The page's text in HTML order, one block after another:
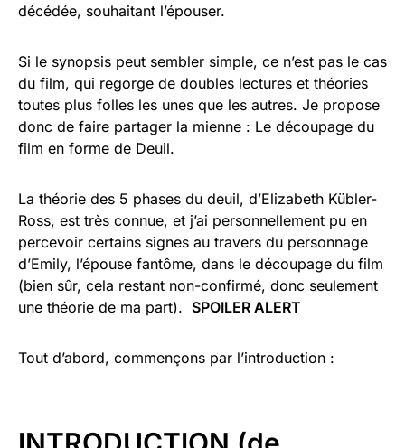
décédée, souhaitant l’épouser.
Si le synopsis peut sembler simple, ce n’est pas le cas
du film, qui regorge de doubles lectures et théories
toutes plus folles les unes que les autres. Je propose
donc de faire partager la mienne : Le découpage du
film en forme de Deuil.
La théorie des 5 phases du deuil, d’Elizabeth Kübler-
Ross, est très connue, et j’ai personnellement pu en
percevoir certains signes au travers du personnage
d’Emily, l’épouse fantôme, dans le découpage du film
(bien sûr, cela restant non-confirmé, donc seulement
une théorie de ma part). SPOILER ALERT
Tout d’abord, commençons par l’introduction :